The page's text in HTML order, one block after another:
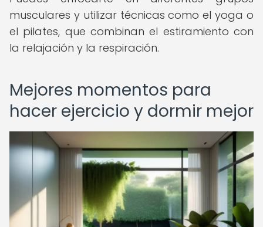
musculares y utilizar técnicas como el yoga o
el pilates, que combinan el estiramiento con
la relajación y la respiración.
Mejores momentos para
hacer ejercicio y dormir mejor